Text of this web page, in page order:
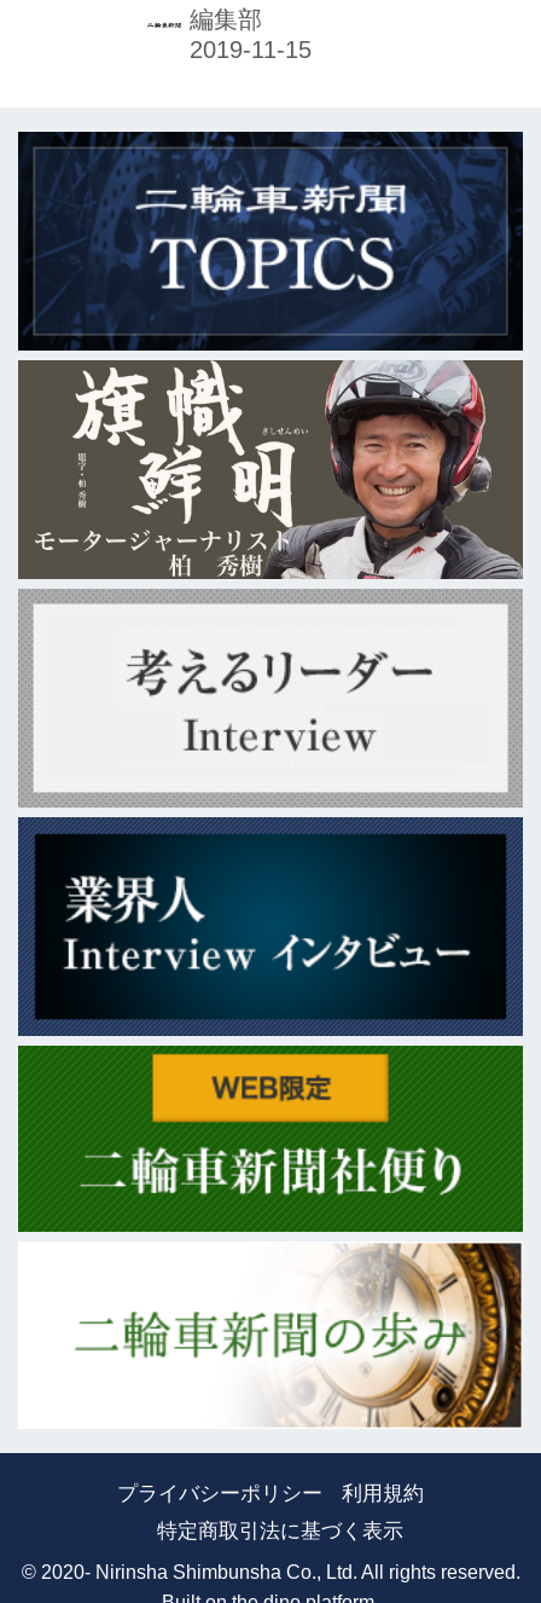
輸や自動車・二輪車の販売および整
備、観光など運輸事業の発展に多年に
る。表彰を受けるには国交省に認可さ
れた推薦団体からの推薦が必要で、二
輪車業界では全国オートバイ協同組合
連合会（AJ）と日本二輪車普及安全協
会の2団体となっている。
編集部
プライバシーポリシー
利用規約
特定商取引法に基づく表示
© 2020- Nirinsha Shimbunsha Co., Ltd. All rights reserved.